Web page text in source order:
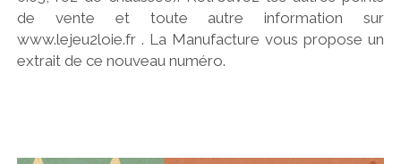
de vente et toute autre information sur
www.lejeu2loie.fr . La Manufacture vous propose un
extrait de ce nouveau numéro.